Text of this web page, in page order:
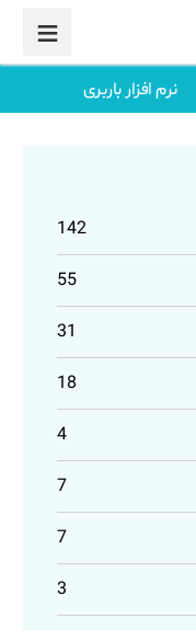
نرم افزار باربری
142
55
31
18
4
7
7
3